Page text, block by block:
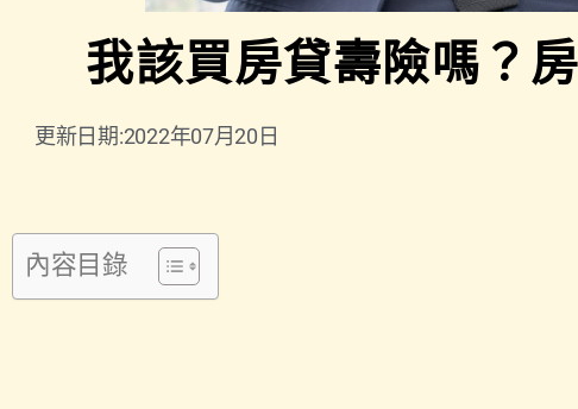
我該買房貸壽險嗎？
更新日期:2022年07月20日
內容目錄